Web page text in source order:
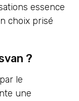
essence
choix prisé
?
le
une